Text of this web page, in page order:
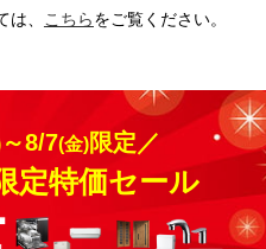
、 こちらをご覧ください。
～8/7(金)限定／
定特価セール